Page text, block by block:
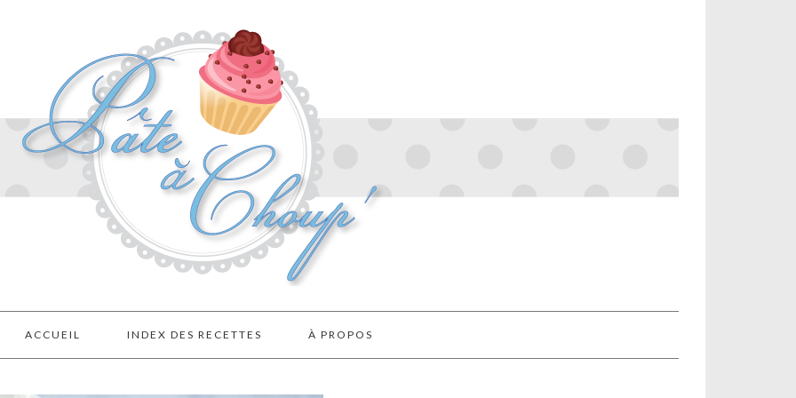
ACCUEIL INDEX DES RECETTES À PROPOS